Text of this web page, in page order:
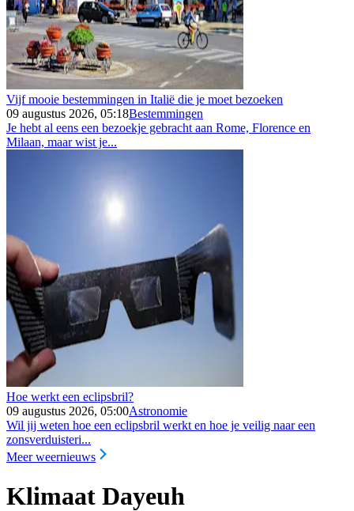
Vijf mooie bestemmingen in Italië die je moet bezoeken
09 augustus 2026, 05:18Bestemmingen
Je hebt al eens een bezoekje gebracht aan Rome, Florence en
Milaan, maar wist je...
Hoe werkt een eclipsbril?
09 augustus 2026, 05:00Astronomie
Wil jij weten hoe een eclipsbril werkt en hoe je veilig naar een
zonsverduisteri...
Meer weernieuws
Klimaat Dayeuh